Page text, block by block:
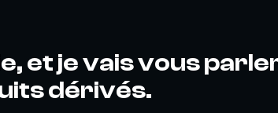
et je vais vous
dérivés.